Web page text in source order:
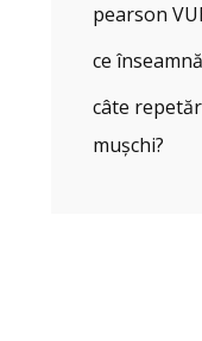
pearson
ce
câte
mușchi?